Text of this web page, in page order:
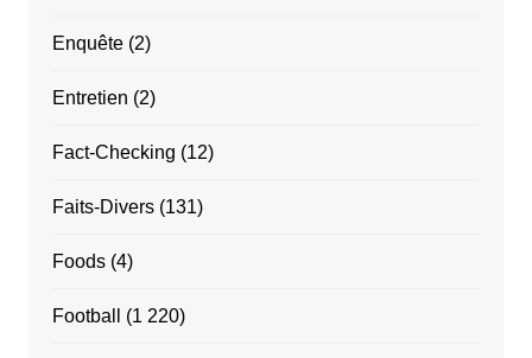
Enquête(2)
Entretien (2)
Fact-Checking (12)
Faits-Divers(131)
Foods(4)
Football (1 220)